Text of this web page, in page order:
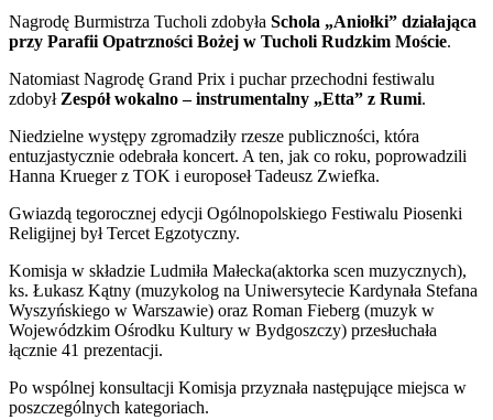
Nagrodę Burmistrza Tucholi zdobyła Schola „Aniołki” działająca
przy Parafii Opatrzności Bożej w Tucholi Rudzkim Moście.
Natomiast Nagrodę Grand Prix i puchar przechodni festiwalu
zdobył Zespół wokalno – instrumentalny „Etta” z Rumi.
Niedzielne występy zgromadziły rzesze publiczności, która
entuzjastycznie odebrała koncert. A ten, jak co roku, poprowadzili
Hanna Krueger z TOK i europoseł Tadeusz Zwiefka.
Gwiazdą tegorocznej edycji Ogólnopolskiego Festiwalu Piosenki
Religijnej był Tercet Egzotyczny.
Komisja w składzie Ludmiła Małecka(aktorka scen muzycznych),
ks. Łukasz Kątny (muzykolog na Uniwersytecie Kardynała Stefana
Wyszyńskiego w Warszawie) oraz Roman Fieberg (muzyk w
Wojewódzkim Ośrodku Kultury w Bydgoszczy) przesłuchała
łącznie 41 prezentacji.
Po wspólnej konsultacji Komisja przyznała następujące miejsca w
poszczególnych kategoriach.